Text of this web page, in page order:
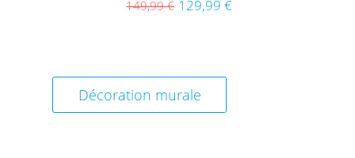
149,99 € 129,99 €
Décoration murale